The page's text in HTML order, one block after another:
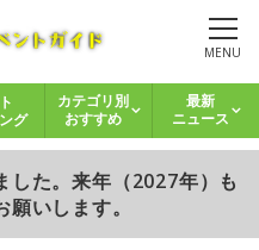
MENU
グ
カテゴリ別
おすすめ
最新
ニュース
した。来年（2027年）も
いします。